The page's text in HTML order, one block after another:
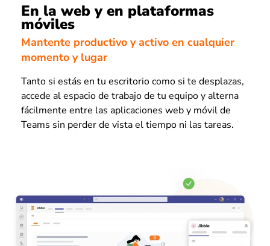
En la web y en plataformas
móviles
Mantente productivo y activo en cualquier
momento y lugar
Tanto si estás en tu escritorio como si te desplazas,
accede al espacio de trabajo de tu equipo y alterna
fácilmente entre las aplicaciones web y móvil de
Teams sin perder de vista el tiempo ni las tareas.